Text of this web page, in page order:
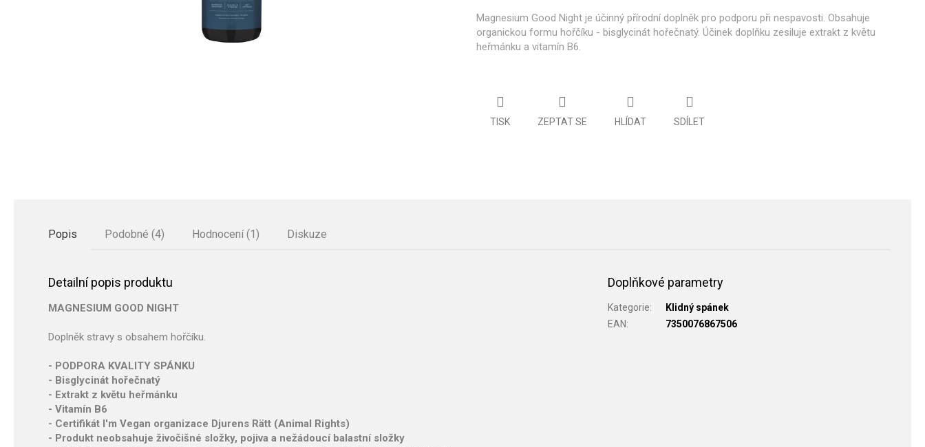
Magnesium Good Night je účinný přírodní doplněk pro podporu při nespavosti. Obsahuje
organickou formu hořčíku - bisglycinát hořečnatý. Účinek doplňku zesiluje extrakt z květu
heřmánku a vitamín B6.
TISK ZEPTAT SE HLÍDAT SDÍLET
Popis Podobné (4) Hodnocení (1) Diskuze
Detailní popis produktu
MAGNESIUM GOOD NIGHT
Doplněk stravy s obsahem hořčíku.
- PODPORA KVALITY SPÁNKU
- Bisglycinát hořečnatý
- Extrakt z květu heřmánku
- Vitamín B6
- Certifikát I'm Vegan organizace Djurens Rätt (Animal Rights)
- Produkt neobsahuje živočišné složky, pojiva a nežádoucí balastní složky
Doplňkové parametry
Kategorie:
Klidný spánek
EAN: 7350076867506